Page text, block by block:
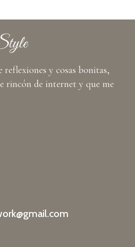
reflexiones y cosas bonitas,
rincón de internet y que me